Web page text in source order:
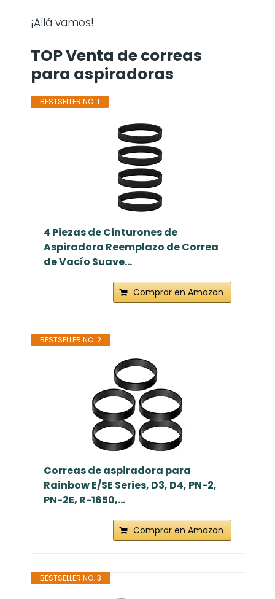
¡Allá vamos!
TOP Venta de correas
para aspiradoras
BESTSELLER NO. 1
4 Piezas de Cinturones de
Aspiradora Reemplazo de Correa
de Vacío Suave...
Comprar en Amazon
BESTSELLER NO. 2
Correas de aspiradora para
Rainbow E/SE Series, D3, D4, PN-2,
PN-2E, R-1650,...
Comprar en Amazon
BESTSELLER NO. 3